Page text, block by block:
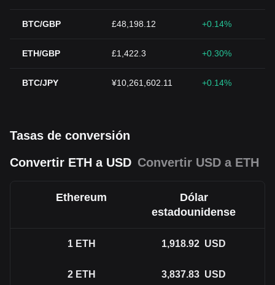
BTC/GBP £48,198.12 +0.14%
ETH/GBP £1,422.3 +0.30%
BTC/JPY ¥10,261,602.11 +0.14%
Tasas de conversión
Convertir ETH a USD Convertir USD a ETH
Ethereum
Dólar
estadounidense
1 ETH 1,918.92 USD
2 ETH 3,837.83 USD